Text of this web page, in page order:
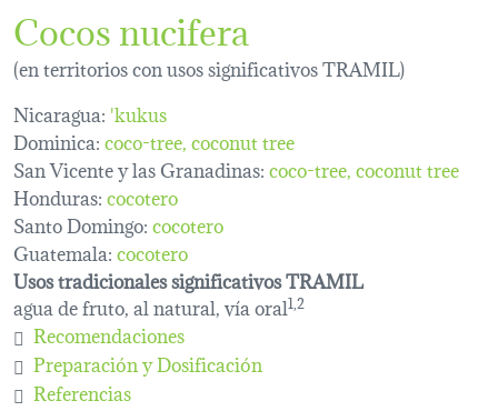
Cocos nucifera
(en territorios con usos significativos TRAMIL)
Nicaragua: 'kukus
Dominica:coco-tree coconut tree
San Vicente y las Granadinas:coco-tree coconut tree
Honduras:cocotero
Santo Domingo:cocotero
Guatemala:cocotero
Usos tradicionales significativos TRAMIL
agua de fruto, al natural, vía oral1,2
Recomendaciones
Preparación y Dosificación
Referencias